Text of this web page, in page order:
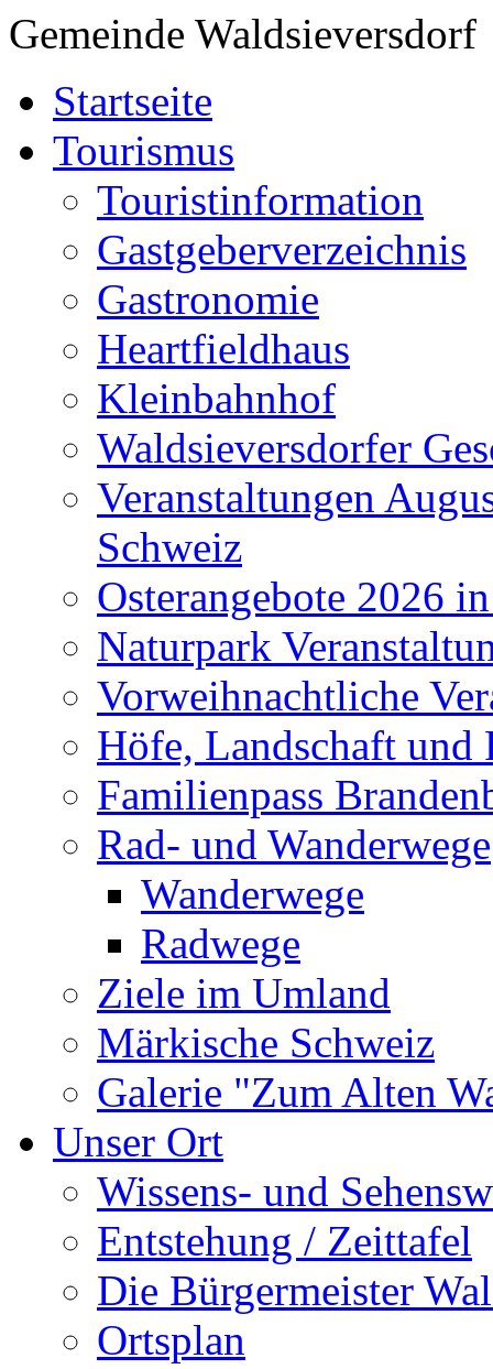
Gemeinde Waldsieversdorf
Startseite
Tourismus
Touristinformation
Gastgeberverzeichnis
Gastronomie
Heartfieldhaus
Kleinbahnhof
Waldsieversdorfer
Veranstaltungen
Schweiz
Osterangebote 2026
Naturpark
Vorweihnachtliche
Höfe, Landschaft und
Familienpass
Rad- und Wanderwege
Wanderwege
Radwege
Ziele im Umland
Märkische Schweiz
Galerie "Zum Alten
Unser Ort
Wissens- und
Entstehung / Zeittafel
Die Bürgermeister
Ortsplan